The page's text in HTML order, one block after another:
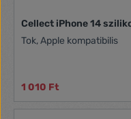
Cellect iPhone 14
Tok, Apple kompatibilis
1 010 Ft